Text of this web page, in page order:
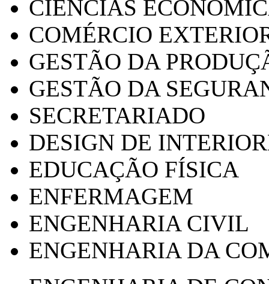
CIÊNCIAS
COMÉRCIO
GESTÃO DA
GESTÃO DA
SECRETARIADO
DESIGN DE
EDUCAÇÃO FÍSICA
ENFERMAGEM
ENGENHARIA CIVIL
ENGENHARIA DA